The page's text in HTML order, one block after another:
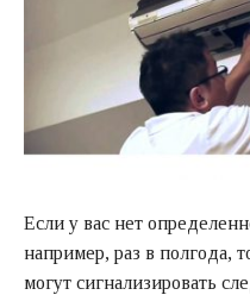
Если у вас нет
например, раз в полгода,
могут сигнализировать